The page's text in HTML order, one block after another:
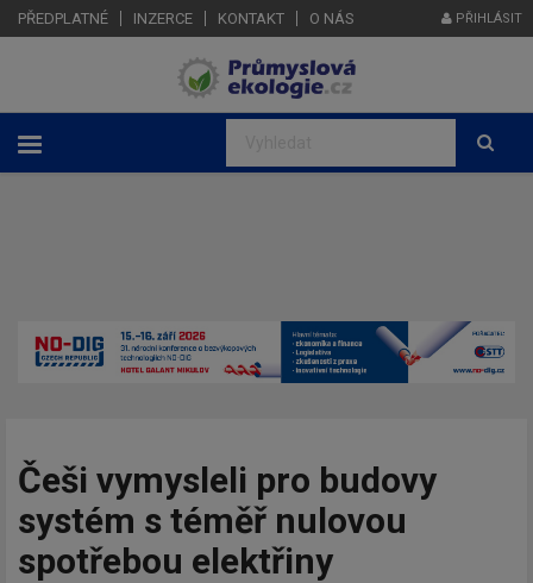
PŘEDPLATNÉ INZERCE KONTAKT O NÁS PŘIHLÁSIT
Češi vymysleli pro budovy
systém s téměř nulovou
spotřebou elektřiny